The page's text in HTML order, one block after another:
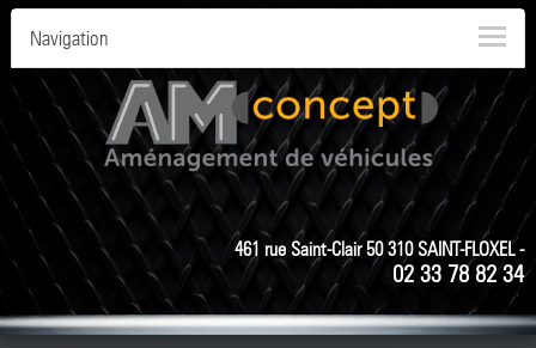
Navigation
461 rue Saint-Clair 50 310 SAINT-FLOXEL -
02 33 78 82 34